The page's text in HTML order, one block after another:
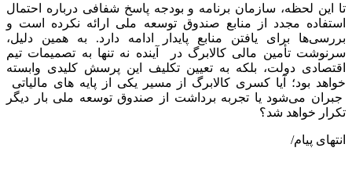
تا این لحظه، سازمان برنامه و بودجه پاسخ شفافی درباره احتمال
استفاده مجدد از منابع صندوق توسعه ملی ارائه نکرده است و
بررسی‌ها برای یافتن منابع پایدار ادامه دارد. به همین دلیل،
سرنوشت تأمین مالی کالابرگ در آینده نه تنها به تصمیمات تیم
اقتصادی دولت، بلکه به تعیین تکلیف این پرسش کلیدی وابسته
خواهد بود؛ آیا کسری کالابرگ از مسیر یکی از پایه های مالیاتی
جبران می‌شود یا تجربه برداشت از صندوق توسعه ملی بار دیگر
تکرار خواهد شد؟
انتهای پیام/